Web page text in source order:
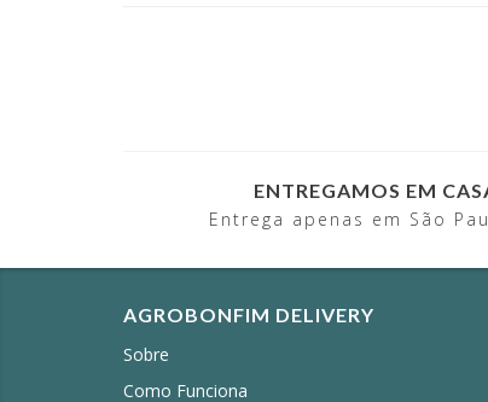
ENTREGAMOS EM
Entrega apenas em São
AGROBONFIM DELIVERY
Sobre
Como Funciona